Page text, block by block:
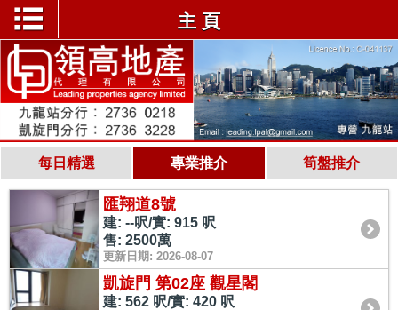
主 頁
每日精選 專業推介 筍盤推介
匯翔道8號
建: --呎/實: 915 呎
售: 2500萬
更新日期: 2026-08-07
凱旋門 第02座 觀星閣
建: 562 呎/實: 420 呎